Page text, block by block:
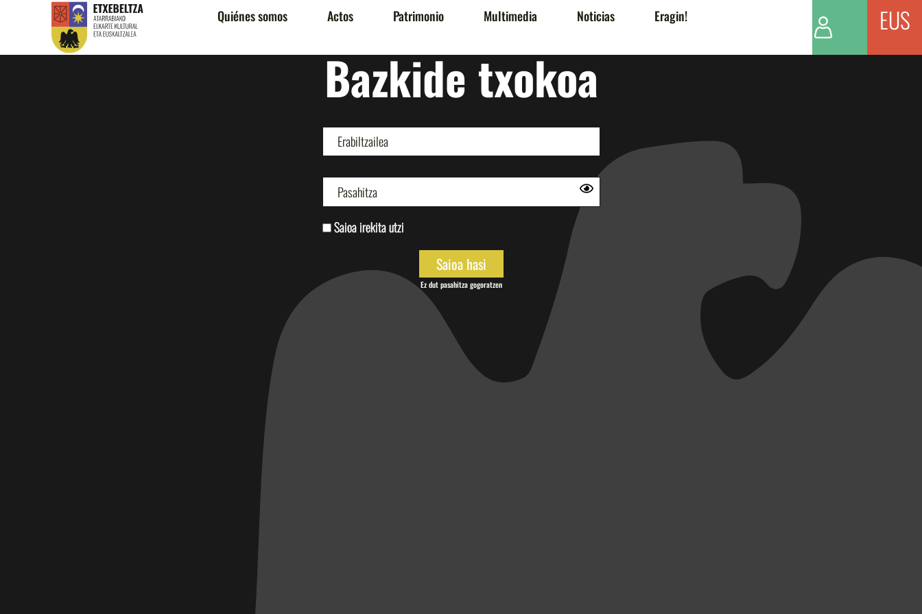
Quiénes somos Actos Patrimonio Multimedia Noticias Eragin! EUS
Bazkide txokoa
Saioa irekita utzi
Ez dut pasahitza gogoratzen